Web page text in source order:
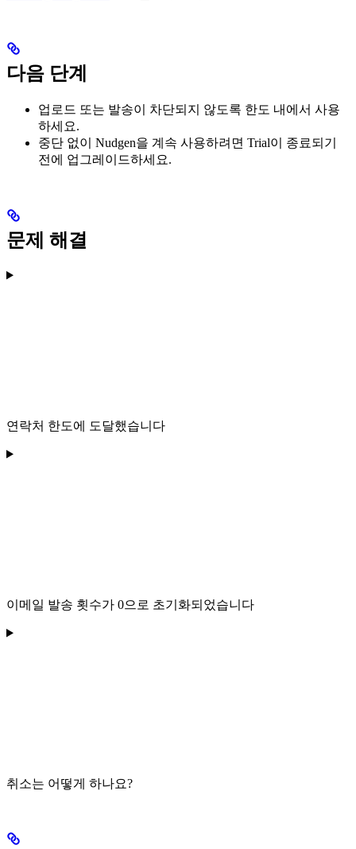
다음 단계
업로드 또는 발송이 차단되지 않도록 한도 내에서 사용
하세요.
중단 없이 Nudgen을 계속 사용하려면 Trial이 종료되기
전에 업그레이드하세요.
문제 해결
연락처 한도에 도달했습니다
이메일 발송 횟수가 0으로 초기화되었습니다
취소는 어떻게 하나요?